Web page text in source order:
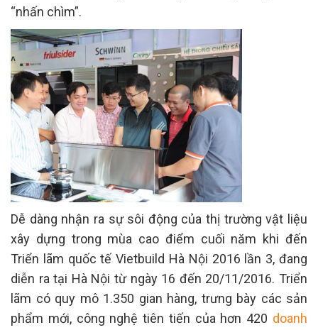
“nhấn chìm”.
Dễ dàng nhận ra sự sôi động của thị trường vật liệu
xây dựng trong mùa cao điểm cuối năm khi đến
Triển lãm quốc tế Vietbuild Hà Nội 2016 lần 3, đang
diễn ra tại Hà Nội từ ngày 16 đến 20/11/2016. Triển
lãm có quy mô 1.350 gian hàng, trưng bày các sản
phẩm mới, công nghệ tiên tiến của hơn 420 doanh